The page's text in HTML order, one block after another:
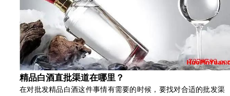
精品白酒直批渠道在哪里？
在对批发精品白酒这件事情有需要的时候，要找对合适的批发渠